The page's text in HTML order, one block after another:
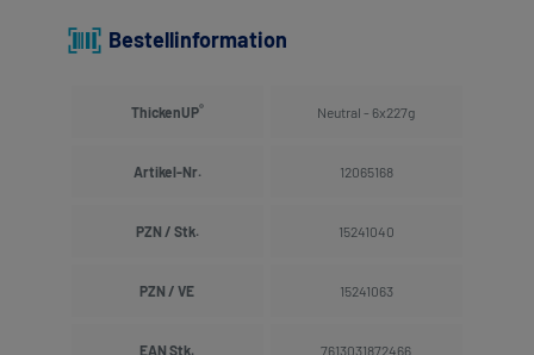
Bestellinformation
ThickenUP®
Artikel-Nr.
PZN / Stk.
PZN / VE
EAN Stk.
Neutral - 6x227g
12065168
15241040
15241063
7613031872466